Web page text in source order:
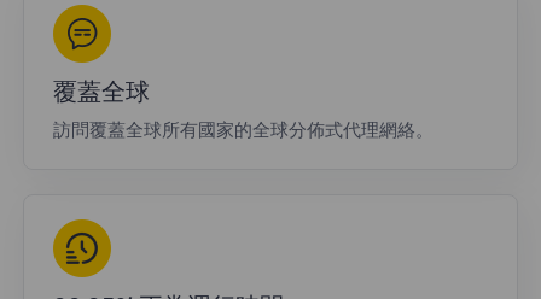
覆蓋全球
訪問覆蓋全球所有國家的全球分佈式代理網絡。